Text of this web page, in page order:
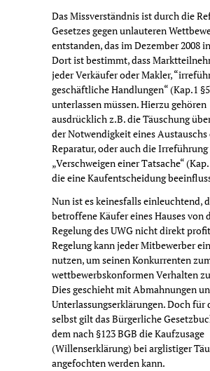
Das Missverständnis ist durch die
Gesetzes gegen unlauteren
entstanden, das im Dezember 2008
Dort ist bestimmt, dass
jeder Verkäufer oder Makler,
geschäftliche Handlungen“ (Kap.1
unterlassen müssen. Hierzu gehören
ausdrücklich z.B. die Täuschung
der Notwendigkeit eines Austauschs
Reparatur, oder auch die
„Verschweigen einer Tatsache“
die eine Kaufentscheidung
Nun ist es keinesfalls einleuchtend,
betroffene Käufer eines Hauses von
Regelung des UWG nicht direkt
Regelung kann jeder Mitbewerber
nutzen, um seinen Konkurrenten
wettbewerbskonformen Verhalten
Dies geschieht mit Abmahnungen
Unterlassungserklärungen. Doch für
selbst gilt das Bürgerliche
dem nach §123 BGB die Kaufzusage
(Willenserklärung) bei arglistiger
angefochten werden kann.